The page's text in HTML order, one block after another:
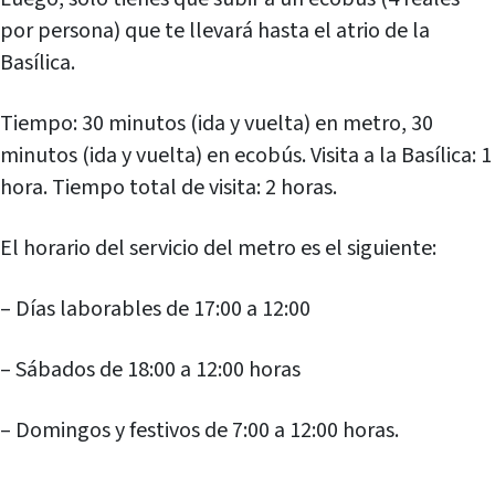
por persona) que te llevará hasta el atrio de la
Basílica.
Tiempo: 30 minutos (ida y vuelta) en metro, 30
minutos (ida y vuelta) en ecobús. Visita a la Basílica: 1
hora. Tiempo total de visita: 2 horas.
El horario del servicio del metro es el siguiente:
– Días laborables de 17:00 a 12:00
– Sábados de 18:00 a 12:00 horas
– Domingos y festivos de 7:00 a 12:00 horas.